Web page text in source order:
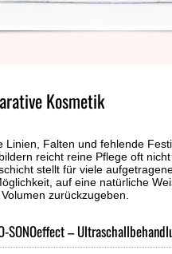
Kosmetik
Linien, Falten und fehlende
reicht reine Pflege oft
stellt für viele
auf eine natürliche
zurückzugeben.
SONOeffect –